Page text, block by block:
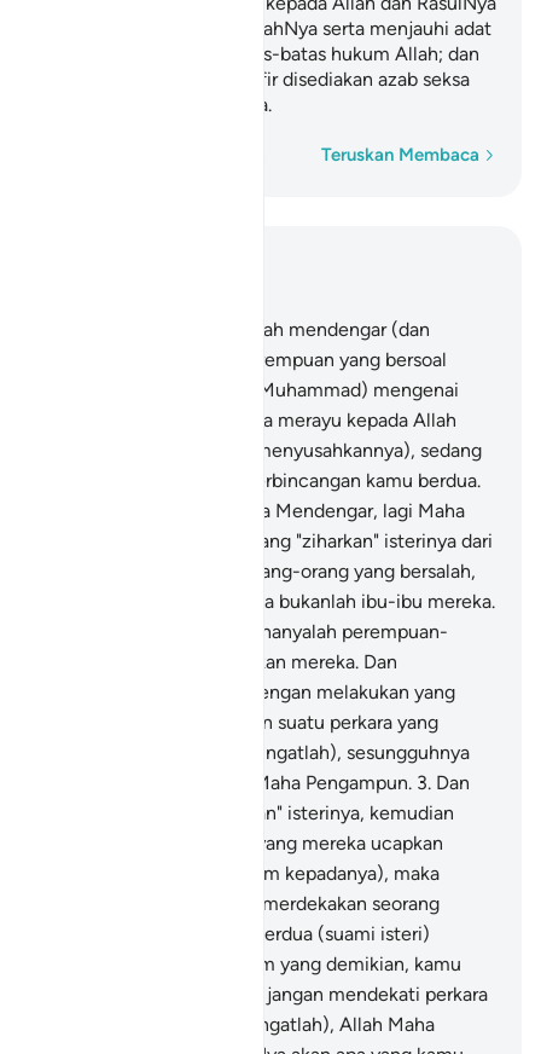
(dengan mematuhi perintahNya serta menjauhi adat
Jahiliyah). Dan itulah batas-batas hukum Allah; dan
bagi orang-orang yang kafir disediakan azab seksa
yang tidak terperi sakitnya.
Teruskan Membaca
Sesungguhnya Allah telah mendengar (dan
memperkenan) aduan perempuan yang bersoal
jawab denganmu (wahai Muhammad) mengenai
suaminya, sambil ia berdoa merayu kepada Allah
(mengenai perkara yang menyusahkannya), sedang
Allah sedia mendengar perbincangan kamu berdua.
Sesungguhnya Allah Maha Mendengar, lagi Maha
Orang-orang yang "ziharkan" isterinya dari
kalangan kamu (adalah orang-orang yang bersalah,
kerana) isteri-isteri mereka bukanlah ibu-ibu mereka.
Ibu-ibu mereka tidak lain hanyalah perempuan-
perempuan yang melahirkan mereka. Dan
sesungguhnya mereka (dengan melakukan yang
demikian) memperkatakan suatu perkara yang
mungkar dan dusta. Dan (ingatlah), sesungguhnya
Allah Maha Pemaaf, lagi Maha Pengampun. 3. Dan
orang-orang yang "ziharkan" isterinya, kemudian
mereka berbalik dari apa yang mereka ucapkan
(bahawa isterinya itu haram kepadanya), maka
hendaklah (suami itu) memerdekakan seorang
hamba sebelum mereka berdua (suami isteri)
bercampur. Dengan hukum yang demikian, kamu
diberi pengajaran (supaya jangan mendekati perkara
yang mungkar itu). Dan (ingatlah), Allah Maha